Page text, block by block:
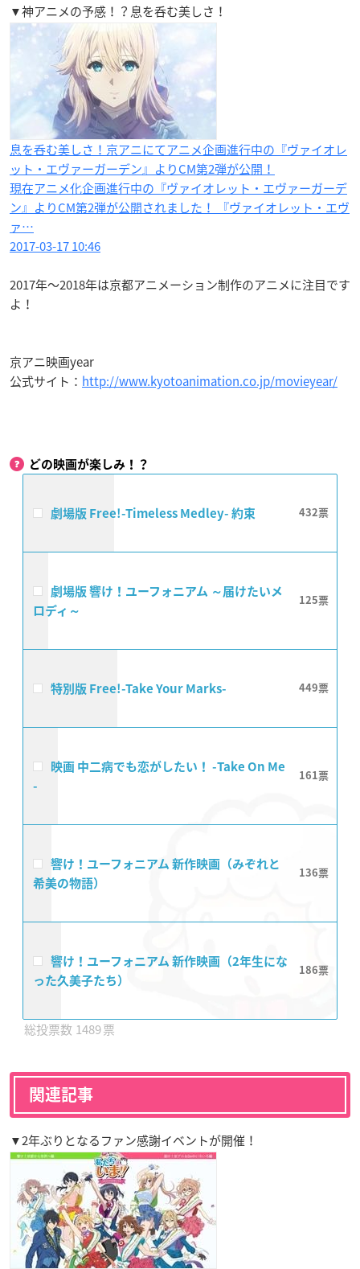
▼神アニメの予感！？息を呑む美しさ！
息を呑む美しさ！京アニにてアニメ企画進行中の『ヴァイオレ
ット・エヴァーガーデン』よりCM第2弾が公開！
現在アニメ化企画進行中の『ヴァイオレット・エヴァーガーデ
ン』よりCM第2弾が公開されました！ 『ヴァイオレット・エヴ
ァ…
2017-03-17 10:46
2017年〜2018年は京都アニメーション制作のアニメに注目です
よ！
京アニ映画year
公式サイト： http://www.kyotoanimation.co.jp/movieyear/
どの映画が楽しみ！？
劇場版 Free!-Timeless Medley- 約束 432
劇場版 響け！ユーフォニアム ～届けたいメ
ロディ～
125
特別版 Free!-Take Your Marks- 449
映画 中二病でも恋がしたい！ -Take On Me
-
161
響け！ユーフォニアム 新作映画（みぞれと
希美の物語）
136
響け！ユーフォニアム 新作映画（2年生にな
った久美子たち）
186
1489
関連記事
▼2年ぶりとなるファン感謝イベントが開催！